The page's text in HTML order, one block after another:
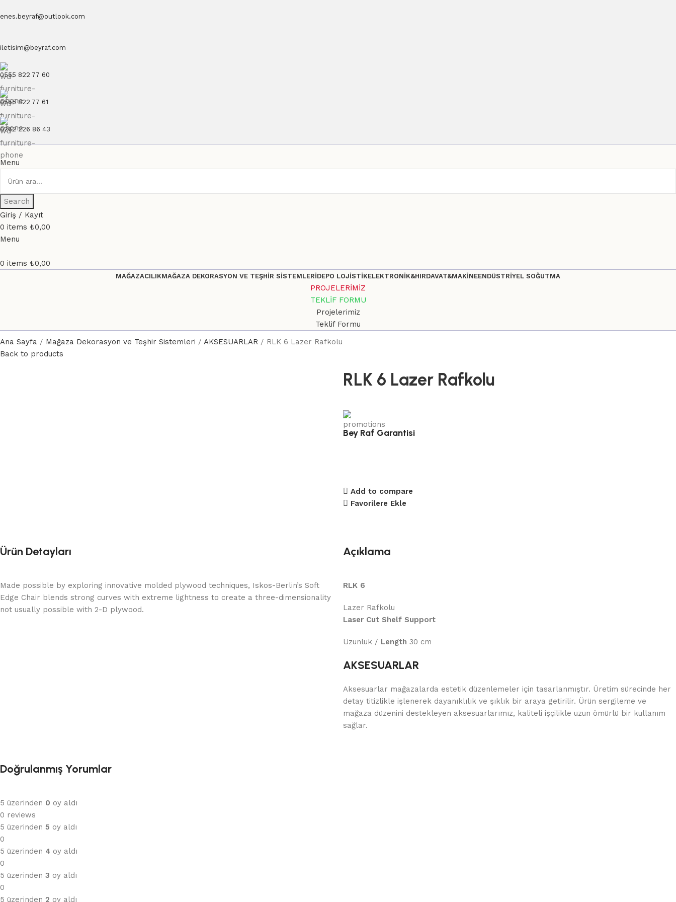
enes.beyraf@outlook.com
iletisim@beyraf.com
0555 822 77 60
0555 822 77 61
0262 226 86 43
Menu
Search
Giriş / Kayıt
0 items ₺0,00
Menu
0 items ₺0,00
MAĞAZACILIKMAĞAZA DEKORASYON VE TEŞHİR SİSTEMLERİDEPO LOJİSTİKELEKTRONİK&HIRDAVAT&MAKİNEENDÜSTRİYEL SOĞUTMA
PROJELERİMİZ
TEKLİF FORMU
Projelerimiz
Teklif Formu
Ana Sayfa
Mağaza Dekorasyon ve Teşhir Sistemleri AKSESUARLAR
RLK 6 Lazer Rafkolu
Back to products
RLK 6 Lazer Rafkolu
Bey Raf Garantisi
Add to compare
Favorilere Ekle
Ürün Detayları
Made possible by exploring innovative molded plywood techniques, Iskos-Berlin’s Soft
Edge Chair blends strong curves with extreme lightness to create a three-dimensionality
not usually possible with 2-D plywood.
Açıklama
RLK 6
Lazer Rafkolu
Laser Cut Shelf Support
Uzunluk / Length 30 cm
AKSESUARLAR
Aksesuarlar mağazalarda estetik düzenlemeler için tasarlanmıştır. Üretim sürecinde her
detay titizlikle işlenerek dayanıklılık ve şıklık bir araya getirilir. Ürün sergileme ve
mağaza düzenini destekleyen aksesuarlarımız, kaliteli işçilikle uzun ömürlü bir kullanım
sağlar.
Doğrulanmış Yorumlar
5 üzerinden 0 oy aldı
0 reviews
5 üzerinden 5 oy aldı
0
5 üzerinden 4 oy aldı
0
5 üzerinden 3 oy aldı
0
5 üzerinden 2 oy aldı